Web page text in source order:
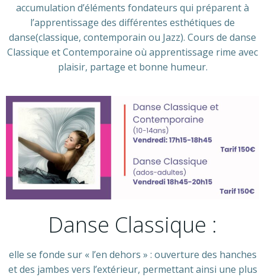
accumulation d’éléments fondateurs qui préparent à
l’apprentissage des différentes esthétiques de
danse(classique, contemporain ou Jazz). Cours de danse
Classique et Contemporaine où apprentissage rime avec
plaisir, partage et bonne humeur.
Danse Classique :
elle se fonde sur « l’en dehors » : ouverture des hanches
et des jambes vers l’extérieur, permettant ainsi une plus